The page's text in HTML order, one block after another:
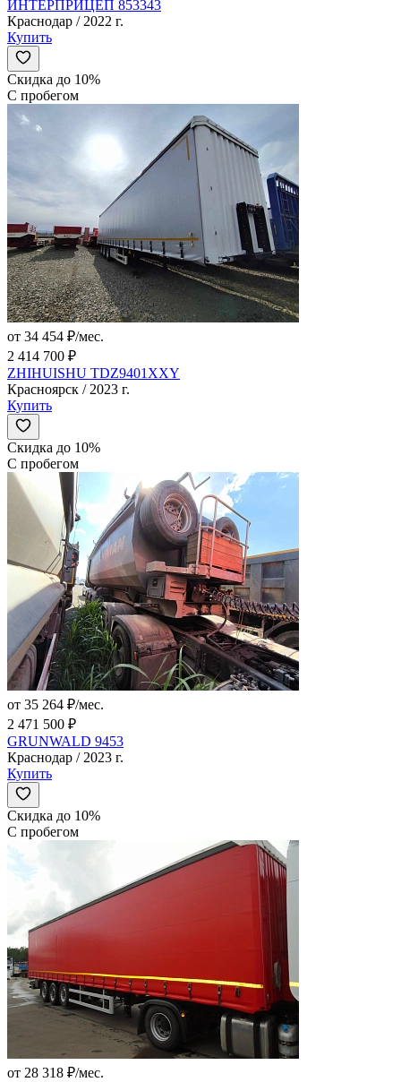
ИНТЕРПРИЦЕП 853343
Краснодар / 2022 г.
Купить
Скидка до 10%
С пробегом
от 34 454 ₽/мес.
2 414 700 ₽
ZHIHUISHU TDZ9401XXY
Красноярск / 2023 г.
Купить
Скидка до 10%
С пробегом
от 35 264 ₽/мес.
2 471 500 ₽
GRUNWALD 9453
Краснодар / 2023 г.
Купить
Скидка до 10%
С пробегом
от 28 318 ₽/мес.